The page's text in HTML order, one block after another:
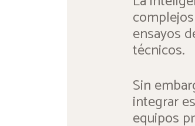
ensayos
técnicos.
Sin
integrar
equipos